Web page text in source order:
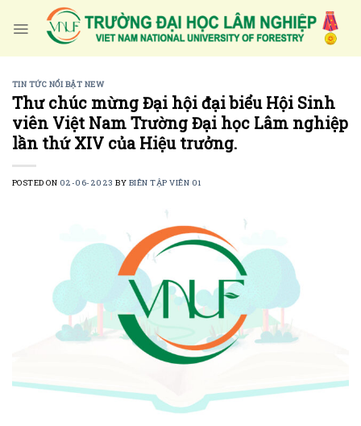
TIN TỨC NỔI BẬT NEW
Thư chúc mừng Đại hội đại biểu Hội Sinh
viên Việt Nam Trường Đại học Lâm nghiệp
lần thứ XIV của Hiệu trưởng.
POSTED ON 02-06-2023 BY BIÊN TẬP VIÊN 01